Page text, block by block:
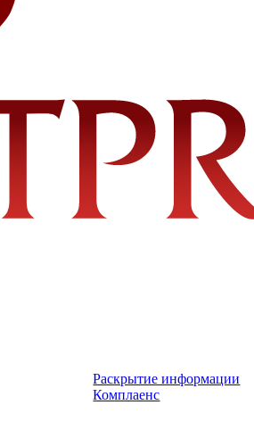
Раскрытие информации
Комплаенс